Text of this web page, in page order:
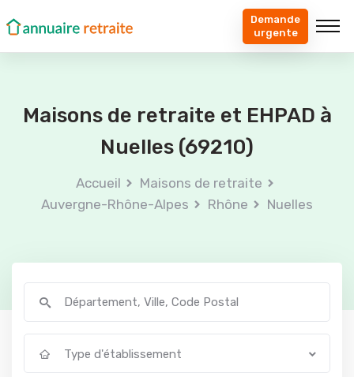
Demande
urgente
Maisons de retraite et EHPAD à
Nuelles (69210)
Accueil
Maisons de retraite
Auvergne-Rhône-Alpes
Rhône Nuelles
Type d'établissement